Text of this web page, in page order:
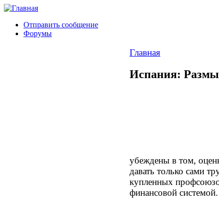
Отправить сообщение
Форумы
Главная
Испания:
убеждены в том,
давать только сами
купленных
финансовой системой.